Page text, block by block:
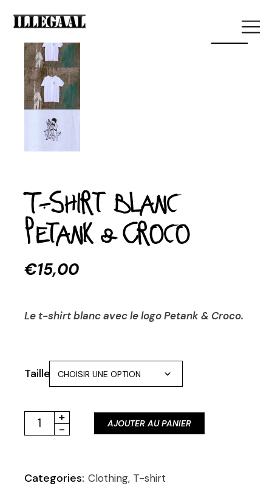
T-shirt blanc
Petank & Croco
€15,00
Le t-shirt blanc avec le logo Petank & Croco.
Taille CHOISIR UNE OPTION
T-shirt blanc Petank & Croco quantity
-
+ AJOUTER AU PANIER
Categories: Clothing, T-shirt